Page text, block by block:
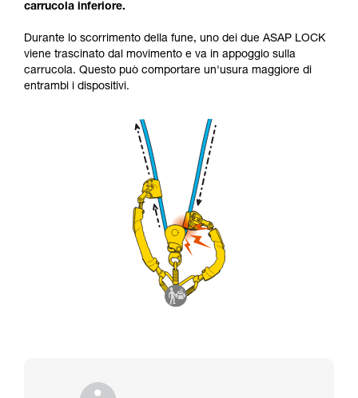
carrucola inferiore.
Durante lo scorrimento della fune, uno dei due ASAP LOCK
viene trascinato dal movimento e va in appoggio sulla
carrucola. Questo può comportare un'usura maggiore di
entrambi i dispositivi.